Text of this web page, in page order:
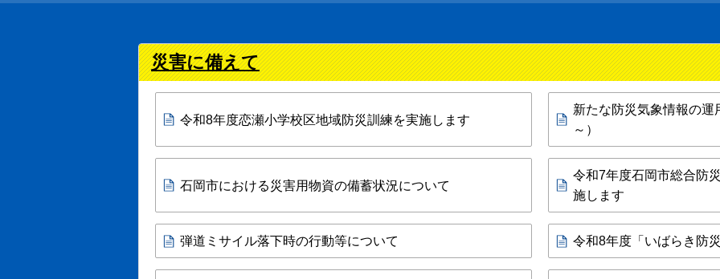
災害に備えて
令和8年度恋瀬小学校区地域防災訓練を実施します
新たな防災気象情報の
～）
石岡市における災害用物資の備蓄状況について
令和7年度石岡市総合防
施します
弾道ミサイル落下時の行動等について 令和8年度「いばらき防